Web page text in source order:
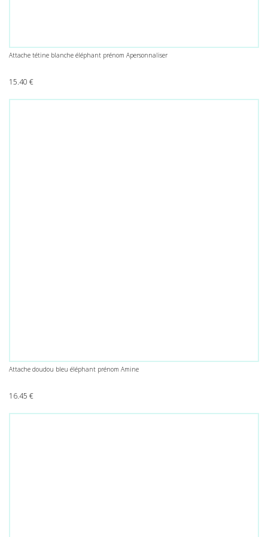
Attache tétine blanche éléphant prénom Apersonnaliser
15.40 €
Attache doudou bleu éléphant prénom Amine
16.45 €